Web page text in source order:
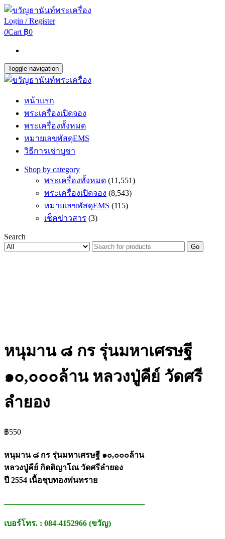
Login / Register
0Cart ฿0
Toggle navigation
หน้าแรก
พระเครื่องเปิดจอง
พระเครื่องทั้งหมด
หมายเลขพัสดุEMS
วิธีการเช่าบูชา
Shop by category
พระเครื่องทั้งหมด (11,551)
พระเครื่องเปิดจอง (8,543)
หมายเลขพัสดุEMS (115)
เช็คข่าวสาร (3)
Search
Go
หนุมาน ๘ กร รุ่นมหาเศรษฐี
๑๐,๐๐๐ล้าน หลวงปู่คีย์ วัดศรี
ลำยอง
฿550
หนุมาน ๘ กร รุ่นมหาเศรษฐี ๑๐,๐๐๐ล้าน
หลวงปู่คีย์ กิตติญาโณ วัดศรีลำยอง
ปี 2554 เนื้อชุบทองพ่นทราย
เบอร์โทร. : 084-4152966 (ขวัญ)